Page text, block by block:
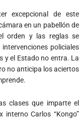
excepcional de este
en un pabellón de
orden y las reglas se
policiales
y el Estado no entra. La
no anticipa los aciertos
clases que imparte el
Carlos “Kongo”